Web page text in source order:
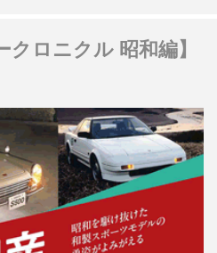
クロニクル 昭和編】